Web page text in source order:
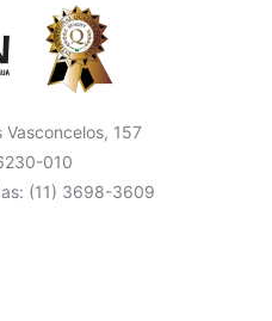
Vasconcelos, 157
010
(11) 3698-3609